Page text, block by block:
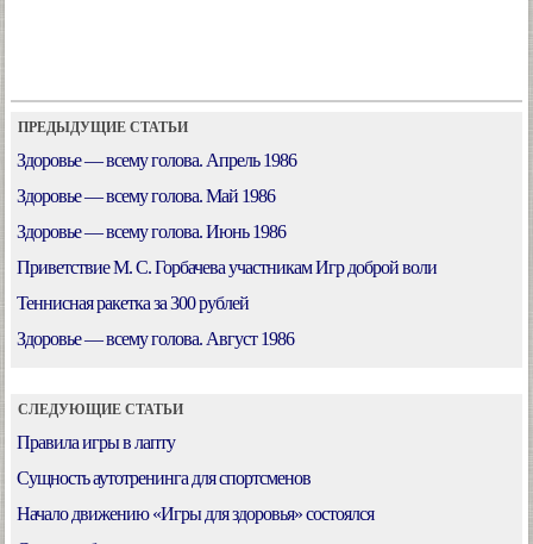
ПРЕДЫДУЩИЕ СТАТЬИ
Здоровье — всему голова. Апрель 1986
Здоровье — всему голова. Май 1986
Здоровье — всему голова. Июнь 1986
Приветствие М. С. Горбачева участникам Игр доброй воли
Теннисная ракетка за 300 рублей
Здоровье — всему голова. Август 1986
СЛЕДУЮЩИЕ СТАТЬИ
Правила игры в лапту
Сущность аутотренинга для спортсменов
Начало движению «Игры для здоровья» состоялся